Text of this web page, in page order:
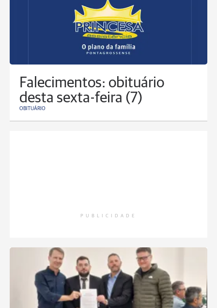
Falecimentos: obituário
desta sexta-feira (7)
OBITUÁRIO
PUBLICIDADE